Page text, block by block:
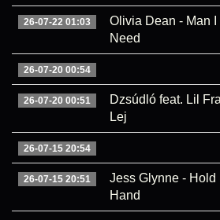
26-07-22 01:03
Olivia Dean - Man I
Need
26-07-20 00:54
26-07-20 00:51
Dzsúdló feat. Lil
Lej
26-07-15 20:54
26-07-15 20:51
Jess Glynne - Hold
Hand